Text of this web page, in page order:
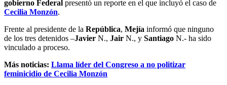
gobierno Federal presentó un reporte en el que incluyó el caso de
Cecilia Monzón.
Frente al presidente de la República, Mejía informó que ninguno
de los tres detenidos –Javier N., Jair N., y Santiago N.- ha sido
vinculado a proceso.
Más noticias: Llama líder del Congreso a no politizar
feminicidio de Cecilia Monzón